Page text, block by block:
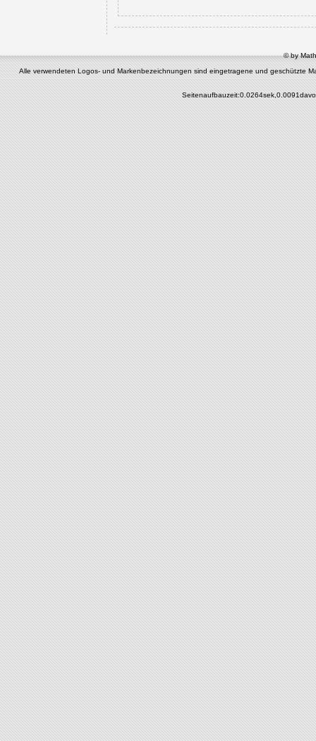
© by
Alle verwendeten Logos- und Markenbezeichnungen sind eingetragene und geschützte